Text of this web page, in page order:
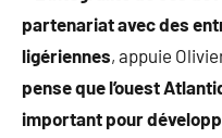
partenariat avec des
ligériennes, appuie
pense que l’ouest
important pour